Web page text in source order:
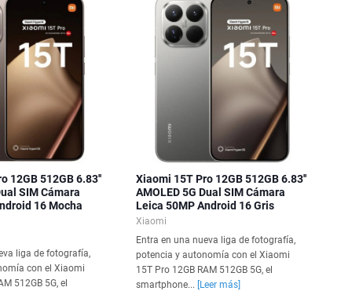
12GB 512GB 6.83''
SIM Cámara
16 Mocha
liga de fotografía,
con el Xiaomi
512GB 5G, el
Xiaomi 15T Pro 12GB 512GB 6.83''
AMOLED 5G Dual SIM Cámara
Leica 50MP Android 16 Gris
Xiaomi
Entra en una nueva liga de fotografía,
potencia y autonomía con el Xiaomi
15T Pro 12GB RAM 512GB 5G, el
smartphone...
[Leer más]